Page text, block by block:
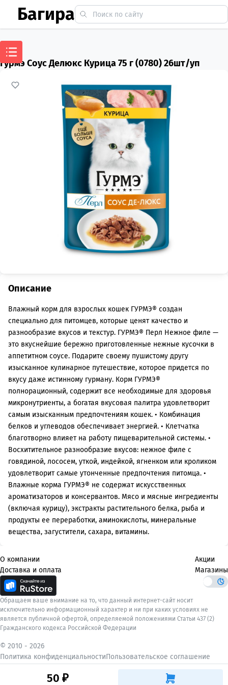
Багира
Гурмэ Соус Делюкс Курица 75 г (0780) 26шт/уп
50 ₽
Описание
Влажный корм для взрослых кошек ГУРМЭ® создан
специально для питомцев, которые ценят качество и
разнообразие вкусов и текстур. ГУРМЭ® Перл Нежное филе —
это вкуснейшие бережно приготовленные нежные кусочки в
аппетитном соусе. Подарите своему пушистому другу
изысканное кулинарное путешествие, которое придется по
вкусу даже истинному гурману. Корм ГУРМЭ®
полнорационный, содержит все необходимые для здоровья
микронутриенты, а богатая вкусовая палитра удовлетворит
самым изысканным предпочтениям кошек. • Комбинация
белков и углеводов обеспечивает энергией. • Клетчатка
благотворно влияет на работу пищеварительной системы. •
Восхитительное разнообразие вкусов: нежное филе с
говядиной, лососем, уткой, индейкой, ягненком или кроликом
удовлетворит самые утонченные предпочтения питомца. •
Влажные корма ГУРМЭ® не содержат искусственных
ароматизаторов и консервантов. Мясо и мясные ингредиенты
(включая курицу), экстракты растительного белка, рыба и
продукты ее переработки, аминокислоты, минеральные
вещества, загустители, сахара, витамины.
О компании
Доставка и оплата
Акции
Магазины
Обращаем ваше внимание на то, что данный интернет-сайт носит
исключительно информационный характер и ни при каких условиях не
является публичной офертой, определяемой положениями Статьи 437 (2)
Гражданского кодекса Российской Федерации
© 2010 - 2026
Политика конфиденциальностиПользовательское соглашение